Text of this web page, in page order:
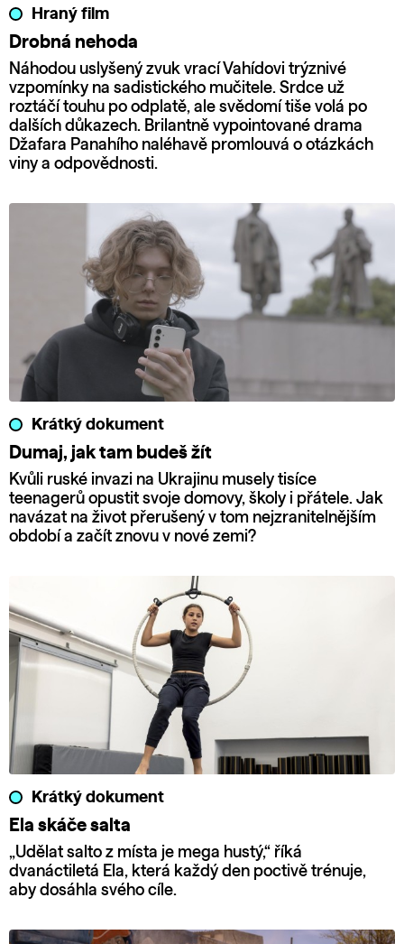
Hraný film
Drobná nehoda
Náhodou uslyšený zvuk vrací Vahídovi trýznivé
vzpomínky na sadistického mučitele. Srdce už
roztáčí touhu po odplatě, ale svědomí tiše volá po
dalších důkazech. Brilantně vypointované drama
Džafara Panahího naléhavě promlouvá o otázkách
viny a odpovědnosti.
Krátký dokument
Dumaj, jak tam budeš žít
Kvůli ruské invazi na Ukrajinu musely tisíce
teenagerů opustit svoje domovy, školy i přátele. Jak
navázat na život přerušený v tom nejzranitelnějším
období a začít znovu v nové zemi?
Krátký dokument
Ela skáče salta
„Udělat salto z místa je mega hustý,“ říká
dvanáctiletá Ela, která každý den poctivě trénuje,
aby dosáhla svého cíle.